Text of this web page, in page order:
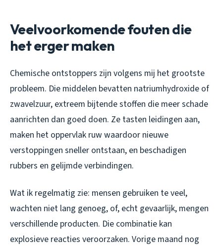
Veelvoorkomende fouten die
het erger maken
Chemische ontstoppers zijn volgens mij het grootste
probleem. Die middelen bevatten natriumhydroxide of
zwavelzuur, extreem bijtende stoffen die meer schade
aanrichten dan goed doen. Ze tasten leidingen aan,
maken het oppervlak ruw waardoor nieuwe
verstoppingen sneller ontstaan, en beschadigen
rubbers en gelijmde verbindingen.
Wat ik regelmatig zie: mensen gebruiken te veel,
wachten niet lang genoeg, of, echt gevaarlijk, mengen
verschillende producten. Die combinatie kan
explosieve reacties veroorzaken. Vorige maand nog